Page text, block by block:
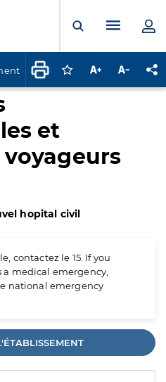
Ouvrir laMenu
Connectez-vous
Augmenter la
et
hopital civil
contactez le 15. If you
medical emergency,
national emergency